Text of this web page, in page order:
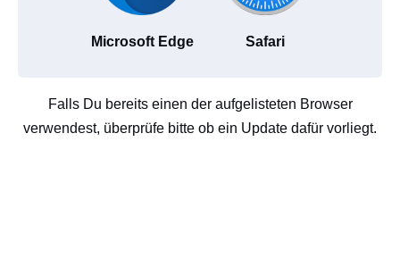
Microsoft Edge Safari
Falls Du bereits einen der aufgelisteten Browser
verwendest, überprüfe bitte ob ein Update dafür vorliegt.